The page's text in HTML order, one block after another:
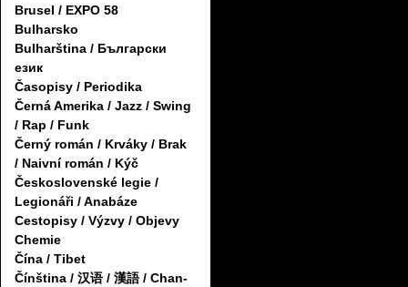
Brusel / EXPO 58
Bulharsko
Bulharština / Български
език
Časopisy / Periodika
Černá Amerika / Jazz / Swing
/ Rap / Funk
Černý román / Krváky / Brak
/ Naivní román / Kýč
Československé legie /
Legionáři / Anabáze
Cestopisy / Výzvy / Objevy
Chemie
Čína / Tibet
Čínština / 汉语 / 漢語 / Chan-